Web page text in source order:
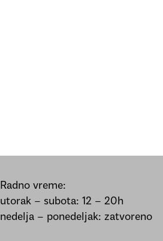
Radno vreme:
utorak – subota: 12 – 20h
nedelja – ponedeljak: zatvoreno